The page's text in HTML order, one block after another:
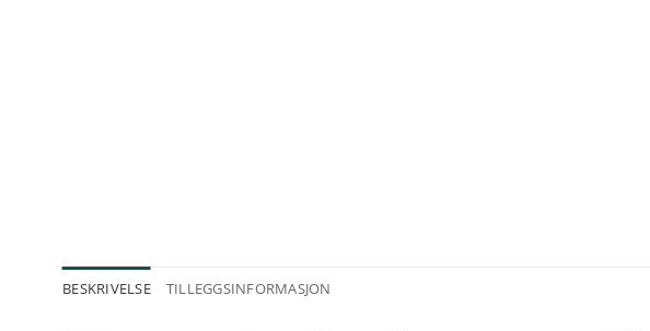
BESKRIVELSE TILLEGGSINFORMASJON